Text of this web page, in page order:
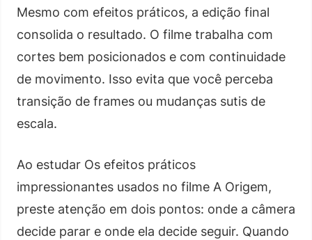
Mesmo com efeitos práticos, a edição final
consolida o resultado. O filme trabalha com
cortes bem posicionados e com continuidade
de movimento. Isso evita que você perceba
transição de frames ou mudanças sutis de
escala.
Ao estudar Os efeitos práticos
impressionantes usados no filme A Origem,
preste atenção em dois pontos: onde a câmera
decide parar e onde ela decide seguir. Quando